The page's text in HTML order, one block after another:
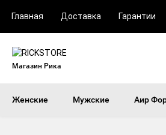
Главная Доставка Гарантии
Магазин Рика
Женские Мужские Аир